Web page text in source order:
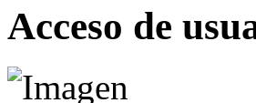
Acceso de